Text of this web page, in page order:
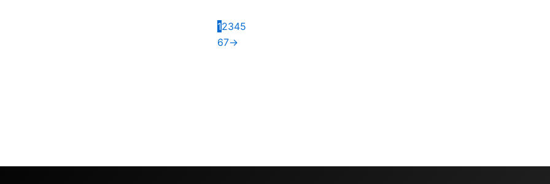
12345
67→